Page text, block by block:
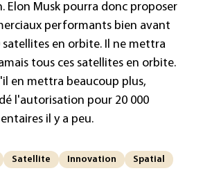
Elon Musk pourra donc proposer
performants bien avant
satellites en orbite. Il ne mettra
tous ces satellites en orbite.
en mettra beaucoup plus,
l'autorisation pour 20 000
il y a peu.
Satellite Innovation
Spatial